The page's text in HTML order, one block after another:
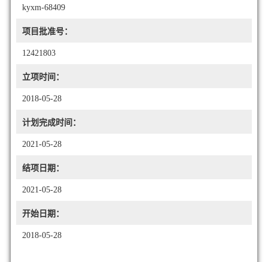
kyxm-68409
项目批准号：
12421803
立项时间：
2018-05-28
计划完成时间：
2021-05-28
结项日期：
2021-05-28
开始日期：
2018-05-28